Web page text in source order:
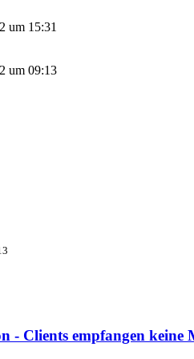
um 15:31
um 09:13
- Clients empfangen keine